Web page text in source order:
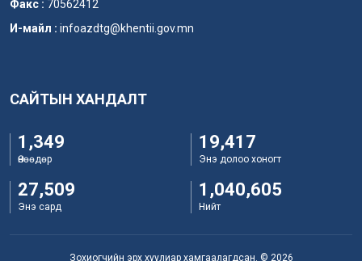
Факс : 70562412
И-майл : infoazdtg@khentii.gov.mn
САЙТЫН ХАНДАЛТ
1,349
Өнөөдөр
19,417
Энэ долоо хоногт
27,509
Энэ сард
1,040,605
Нийт
Зохиогчийн эрх хуулиар хамгаалагдсан. © 2026